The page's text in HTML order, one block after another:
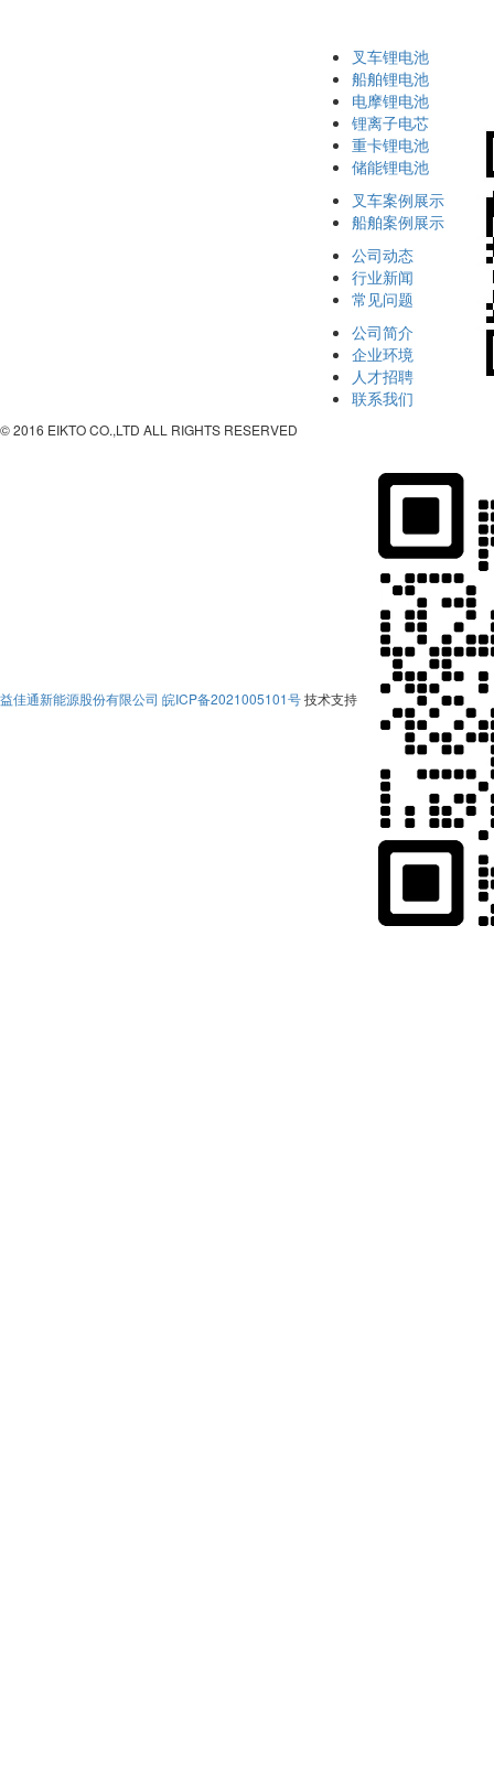
叉车锂电池
船舶锂电池
电摩锂电池
锂离子电芯
重卡锂电池
储能锂电池
叉车案例展示
船舶案例展示
公司动态
行业新闻
常见问题
公司简介
企业环境
人才招聘
联系我们
© 2016 EIKTO CO.,LTD ALL RIGHTS RESERVED
益佳通新能源股份有限公司 皖ICP备2021005101号技术支持